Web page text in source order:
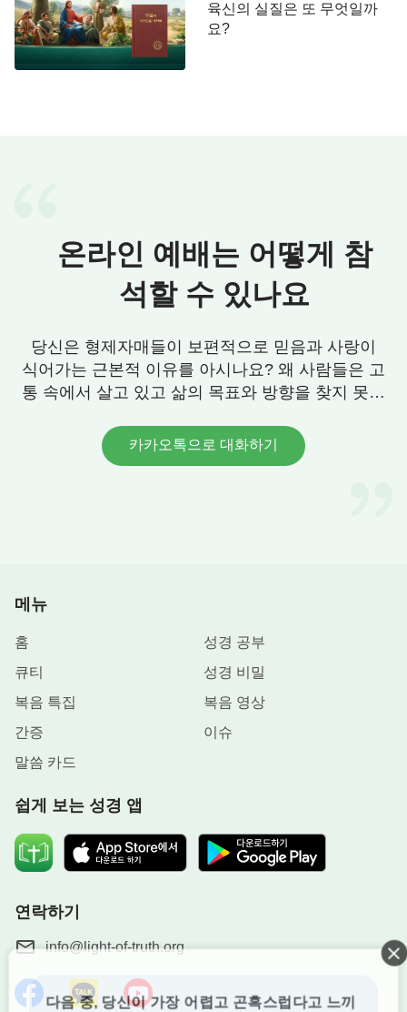
지금은 말세의 때입니다. 인류는 사탄에 의해 심히
타락되어 모두 사회의 사악한 조류를 따르고 있습니
다. 사람과 사람 사이의 관계도 돈과 이익을 바탕으
던 죄보다 더욱 심각하고 더욱 사악하며 부패해졌습
니다. 성경에 기록된 것과 같습니다. “사람들은 자기
를 사랑하며 돈을 사랑하며 자긍하며 교만하며 훼방
니하며 무정하며 원통함을 풀지 아니하며 참소하며
절제하지 못하며 사나우며 선한 것을 좋아 아니하며
배반하여 팔며 조급하며 자고하며 쾌락을 사랑하기
를 하나님 사랑하는 것보다 더하며”(디모데후서 3:2~4)
만약 말세 하나님이 영으로 사역을 하시고 시대를 끝
류를 구원하는 것이며, 구원을 받고 정결케 된 인류
님은 말세에 반드시 다시 성육신으로 오셔서 인류를
구원하실 것입니다. 여기에는 하나님의 뜻이 있고,
인류를 구원하시려는 하나님의 애쓰는 마음이 담겨
져 있습니다.
도 너희에게 이를 것이 많으나 지금은 너희가 감당치
를 모든진리가운데로 인도하시리니 그가 자의로 말
에게 알리시리라”
이 인자도 자기 날에 그러하리라”
(누가복음 17:24) ,
“귀 있는 자는 성령이 교회들에게 하시는 말씀을 들
을찌어다”(계시록 3:6),“내 양은 내 음성을 들으며 나
육신의 실질은 또 무엇일까
요?
온라인 예배는 어떻게 참
석할 수 있나요
당신은 형제자매들이 보편적으로 믿음과 사랑이
식어가는 근본적 이유를 아시나요? 왜 사람들은 고
통 속에서 살고 있고 삶의 목표와 방향을 찾지 못할
카카오톡으로 대화하기
메뉴
홈
성경 공부
큐티
성경 비밀
복음 특집
복음 영상
간증
이슈
말씀 카드
쉽게 보는 성경 앱
연락하기
info@light-of-truth.org